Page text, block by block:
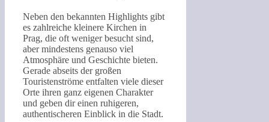
Neben den bekannten Highlights gibt
es zahlreiche kleinere Kirchen in
Prag, die oft weniger besucht sind,
aber mindestens genauso viel
Atmosphäre und Geschichte bieten.
Gerade abseits der großen
Touristenströme entfalten viele dieser
Orte ihren ganz eigenen Charakter
und geben dir einen ruhigeren,
authentischeren Einblick in die Stadt.